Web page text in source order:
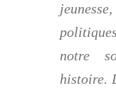
notre
histoire.